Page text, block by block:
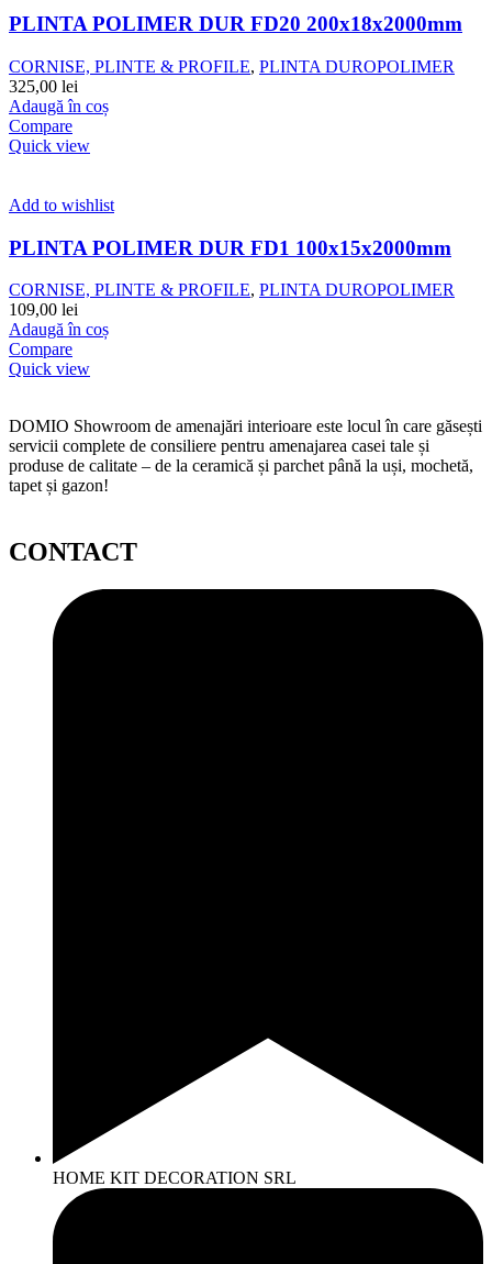
PLINTA POLIMER DUR FD20 200x18x2000mm
CORNISE, PLINTE & PROFILE, PLINTA DUROPOLIMER
325,00 lei
Adaugă în coș
Compare
Quick view
Add to wishlist
PLINTA POLIMER DUR FD1 100x15x2000mm
CORNISE, PLINTE & PROFILE, PLINTA DUROPOLIMER
109,00 lei
Adaugă în coș
Compare
Quick view
DOMIO Showroom de amenajări interioare este locul în care găsești
servicii complete de consiliere pentru amenajarea casei tale și
produse de calitate – de la ceramică și parchet până la uși, mochetă,
tapet și gazon!
CONTACT
HOME KIT DECORATION SRL